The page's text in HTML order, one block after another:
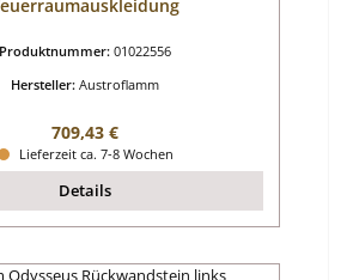
Produktnummer: 01022556
Hersteller: Austroflamm
Regulärer Preis:
709,43 €
Lieferzeit ca. 7-8 Wochen
Details